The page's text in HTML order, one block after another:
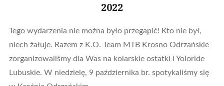
2022
Tego wydarzenia nie można było przegapić! Kto nie był,
niech żałuje. Razem z K.O. Team MTB Krosno Odrzańskie
zorganizowaliśmy dla Was na kolarskie ostatki i Yoloride
Lubuskie. W niedzielę, 9 października br. spotykaliśmy się